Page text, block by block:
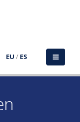
EU / ES